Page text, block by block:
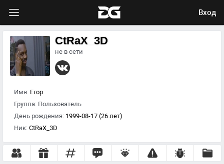
Вход
Имя: Егор
Группа: Пользователь
День рождения: 1999-08-17 (26 лет)
Ник: CtRaX_3D
CtRaX_3D
не в сети